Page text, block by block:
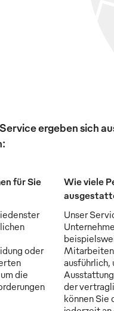
ergeben sich
für Sie
oder
die
Wie viele
Unser
ausführlich,
der
können Sie